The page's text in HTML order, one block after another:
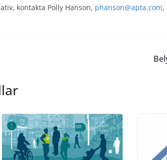
kontakta Polly Hanson, phanson@apta.com,